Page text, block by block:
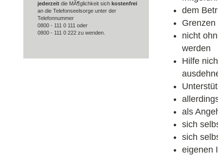
jederzeit die MÃ¶glichkeit sich kostenfrei
an die Telefonseelsorge unter der
Telefonnummer
0800 - 111 0 111 oder
0800 - 111 0 222 zu wenden.
dem
nicht
werden
Hilfe
als
sich
sich
eigenen